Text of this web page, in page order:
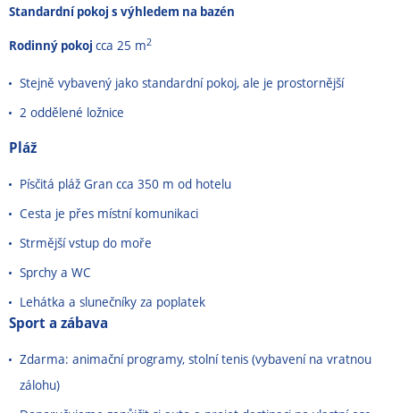
Standardní pokoj s výhledem na bazén
Rodinný pokoj cca 25 m2
Stejně vybavený jako standardní pokoj, ale je prostornější
2 oddělené ložnice
Pláž
Písčitá pláž Gran cca 350 m od hotelu
Cesta je přes místní komunikaci
Strmější vstup do moře
Sprchy a WC
Lehátka a slunečníky za poplatek
Sport a zábava
Zdarma: animační programy, stolní tenis (vybavení na vratnou
zálohu)